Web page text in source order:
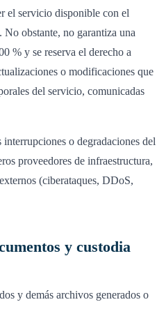
el servicio disponible con el
obstante, no garantiza una
% y se reserva el derecho a
o modificaciones que
del servicio, comunicadas
o degradaciones del
proveedores de infraestructura,
(ciberataques, DDoS,
y custodia
y demás archivos generados o